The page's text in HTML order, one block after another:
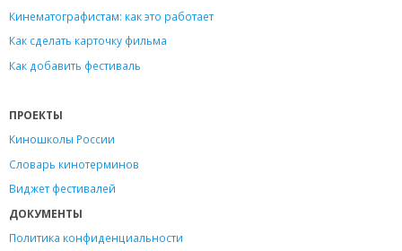
Кинематографистам: как это работает
Как сделать карточку фильма
Как добавить фестиваль
ПРОЕКТЫ
Киношколы России
Словарь кинотерминов
Виджет фестивалей
ДОКУМЕНТЫ
Политика конфиденциальности